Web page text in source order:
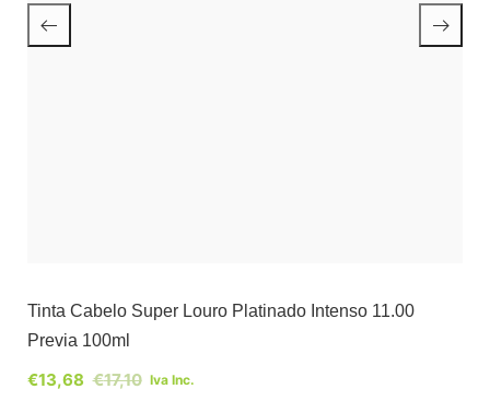
Tinta Cabelo Super Louro Platinado Intenso 11.00
Previa 100ml
€17,10
€13,68 Iva Inc.